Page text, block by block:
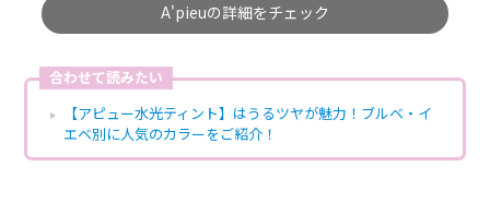
A'pieuの詳細をチェック
合わせて読みたい
【アピュー水光ティント】はうるツヤが魅力！ブルベ・イ
エベ別に人気のカラーをご紹介！